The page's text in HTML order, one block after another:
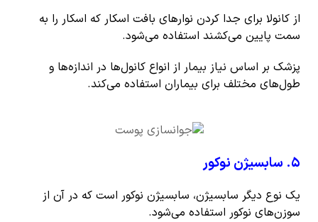
از کانولا برای جدا کردن نوارهای بافت اسکار که اسکار را به
سمت پایین می‌کشند استفاده می‌شود.
پزشک بر اساس نیاز بیمار از انواع کانول‌ها در اندازه‌ها و
طول‌های مختلف برای بیماران استفاده می‌کند.
۵. سابسیژن نوکور
یک نوع دیگر سابسیژن، سابسیژن نوکور است که در آن از
سوزن‌های نوکور استفاده می‌شود.